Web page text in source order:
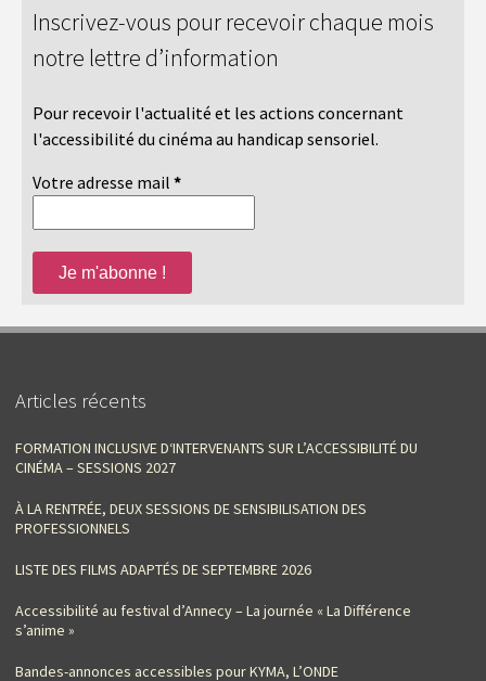
Inscrivez-vous pour recevoir chaque mois
notre lettre d’information
Pour recevoir l'actualité et les actions concernant
l'accessibilité du cinéma au handicap sensoriel.
Votre adresse mail *
Articles récents
FORMATION INCLUSIVE D‘INTERVENANTS SUR L’ACCESSIBILITÉ DU
CINÉMA – SESSIONS 2027
À LA RENTRÉE, DEUX SESSIONS DE SENSIBILISATION DES
PROFESSIONNELS
LISTE DES FILMS ADAPTÉS DE SEPTEMBRE 2026
Accessibilité au festival d’Annecy – La journée « La Différence
s’anime »
Bandes-annonces accessibles pour KYMA, L’ONDE